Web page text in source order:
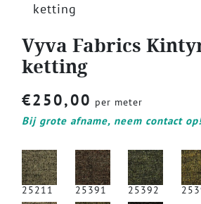
ketting
Vyva Fabrics
ketting
€250,00 per meter
Bij grote afname, neem contact op!
25211 25391 25392